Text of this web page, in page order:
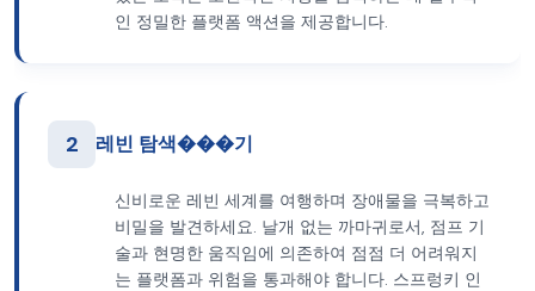
인 정밀한 플랫폼 액션을 제공합니다.
2 레빈 탐색���기
신비로운 레빈 세계를 여행하며 장애물을 극복하고
비밀을 발견하세요. 날개 없는 까마귀로서, 점프 기
술과 현명한 움직임에 의존하여 점점 더 어려워지
는 플랫폼과 위험을 통과해야 합니다. 스프렁키 인